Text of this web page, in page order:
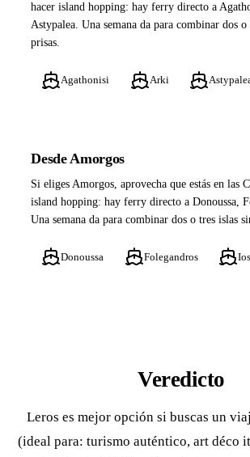
hacer island hopping: hay ferry directo a
Astypalea. Una semana da para combinar dos o
prisas.
Agathonisi Arki
Desde Amorgos
Si eliges Amorgos, aprovecha que estás en las
island hopping: hay ferry directo a Donoussa,
Una semana da para combinar dos o tres islas
Donoussa Folegandros Ios
Veredicto
Leros es mejor opción si buscas un
(ideal para: turismo auténtico, art déco